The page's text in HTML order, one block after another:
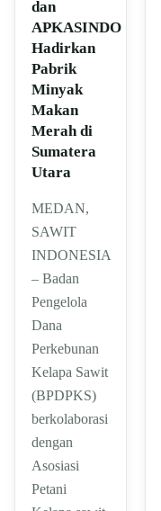
dan
APKASINDO
Hadirkan
Pabrik
Minyak
Makan
Merah di
Sumatera
Utara
MEDAN,
SAWIT
INDONESIA
– Badan
Pengelola
Dana
Perkebunan
Kelapa Sawit
(BPDPKS)
berkolaborasi
dengan
Asosiasi
Petani